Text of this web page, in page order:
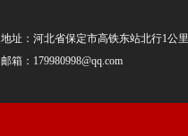
地址：河北省保定市高铁东站北行1公
邮箱：179980998@qq.com